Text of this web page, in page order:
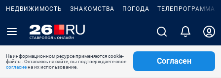
НЕДВИЖИМОСТЬ ЗНАКОМСТВА ПОГОДА ТЕЛЕПРОГРАММА
На информационном ресурсе применяются cookie-
файлы. Оставаясь на сайте, вы подтверждаете свое
согласиена их использование.
Согласен